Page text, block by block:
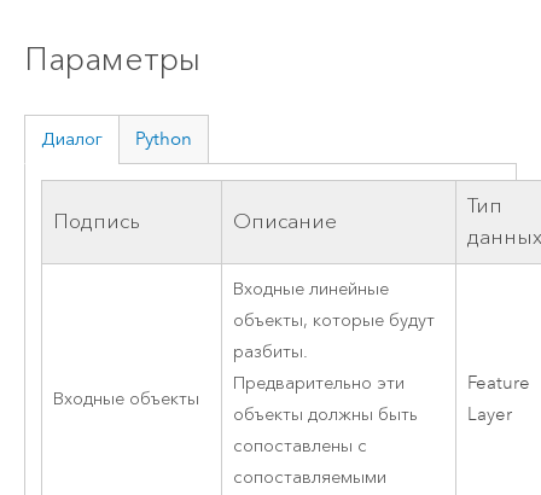
Параметры
Диалог Python
Подпись Описание
Тип
данных
Входные объекты
Входные линейные
объекты, которые будут
разбиты.
Предварительно эти
объекты должны быть
сопоставлены с
сопоставляемыми
Feature
Layer